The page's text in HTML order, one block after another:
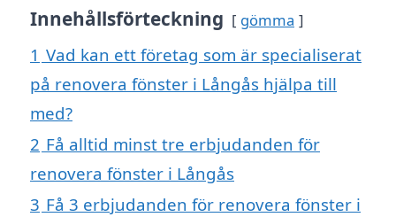
Innehållsförteckning gömma
1 Vad kan ett företag som är specialiserat
på renovera fönster i Långås hjälpa till
med?
2 Få alltid minst tre erbjudanden för
renovera fönster i Långås
3 Få 3 erbjudanden för renovera fönster i